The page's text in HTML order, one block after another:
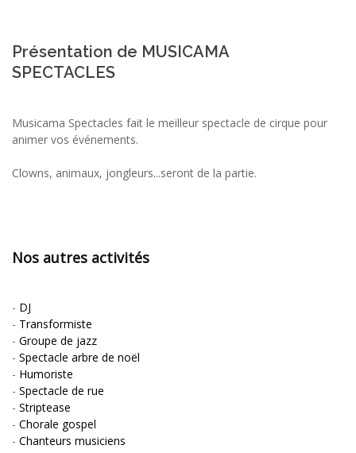
Présentation de MUSICAMA
SPECTACLES
Musicama Spectacles fait le meilleur spectacle de cirque pour
animer vos événements.
Clowns, animaux, jongleurs...seront de la partie.
Nos autres activités
- DJ
- Transformiste
- Groupe de jazz
- Spectacle arbre de noël
- Humoriste
- Spectacle de rue
- Striptease
- Chorale gospel
- Chanteurs musiciens